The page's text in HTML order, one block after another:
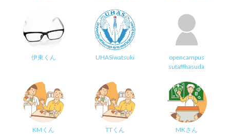
伊東くん UHASiwatsuki
opencampus
sutaffhasuda
KMくん TTくん MKさん